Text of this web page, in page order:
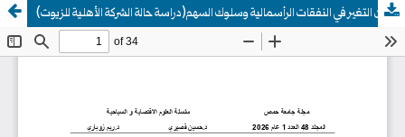
العلاقة بين التغير في النفقات الرأسمالية وسلوك السهم(دراسة حالة الشركة الأهلية للزيوت)